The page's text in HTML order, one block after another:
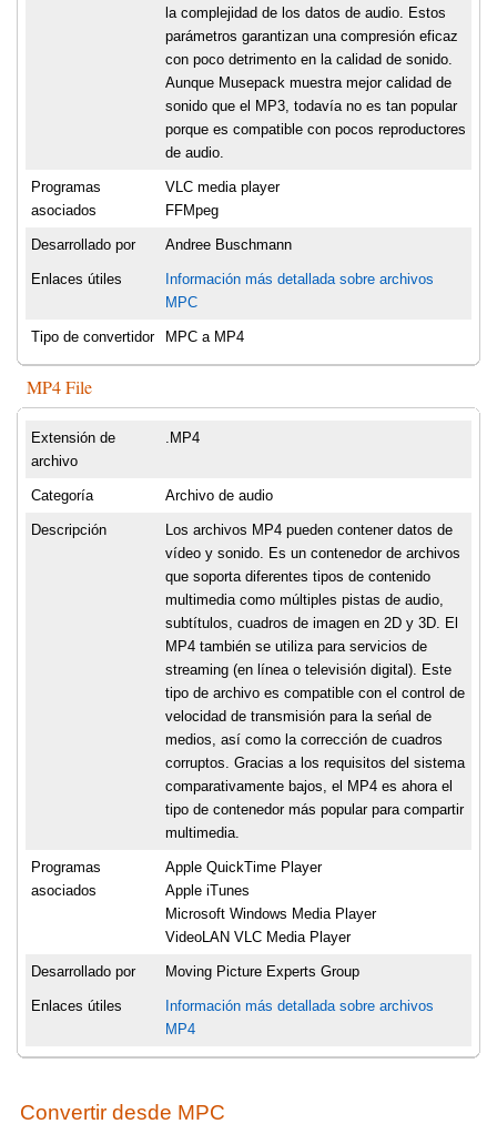
la complejidad de los datos de audio. Estos
parámetros garantizan una compresión eficaz
con poco detrimento en la calidad de sonido.
Aunque Musepack muestra mejor calidad de
sonido que el MP3, todavía no es tan popular
porque es compatible con pocos reproductores
de audio.
Programas
asociados
VLC media player
FFMpeg
Desarrollado por Andree Buschmann
Enlaces útiles
Información más detallada sobre archivos
MPC
Tipo de convertidor MPC a MP4
MP4 File
Extensión de
archivo
.MP4
Categoría Archivo de audio
Descripción
Los archivos MP4 pueden contener datos de
vídeo y sonido. Es un contenedor de archivos
que soporta diferentes tipos de contenido
multimedia como múltiples pistas de audio,
subtítulos, cuadros de imagen en 2D y 3D. El
MP4 también se utiliza para servicios de
streaming (en línea o televisión digital). Este
tipo de archivo es compatible con el control de
velocidad de transmisión para la seńal de
medios, así como la corrección de cuadros
corruptos. Gracias a los requisitos del sistema
comparativamente bajos, el MP4 es ahora el
tipo de contenedor más popular para compartir
multimedia.
Programas
asociados
Apple QuickTime Player
Apple iTunes
Microsoft Windows Media Player
VideoLAN VLC Media Player
Desarrollado por Moving Picture Experts Group
Enlaces útiles
Información más detallada sobre archivos
MP4
Convertir desde MPC